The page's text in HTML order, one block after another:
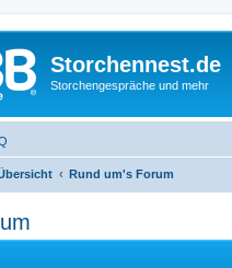
Storchennest.de
Storchengespräche und mehr
Rund um's Forum